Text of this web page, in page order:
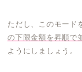
ただし、このモード
の下限金額を昇順で
ようにしましょう。